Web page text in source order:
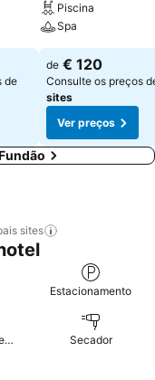
de
Piscina
Spa
de € 120
Consulte os preços
sites
Ver preços
sites
Estacionamento
TV / Opções de entretenimento Secador